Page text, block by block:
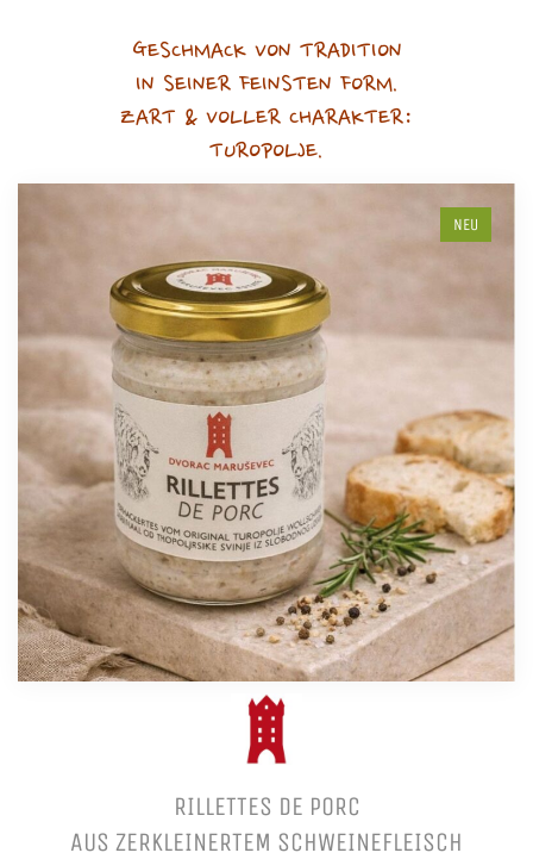
GESCHMACK VON TRADITION
IN SEINER FEINSTEN FORM.
ZART & VOLLER CHARAKTER:
TUROPOLJE.
NEU
RILLETTES DE PORC
AUS ZERKLEINERTEM SCHWEINEFLEISCH